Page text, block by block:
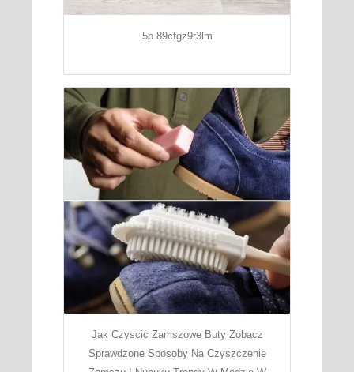
5p 89cfgz9r3lm
Jak Czyscic Zamszowe Buty Zobacz
Sprawdzone Sposoby Na Czyszczenie